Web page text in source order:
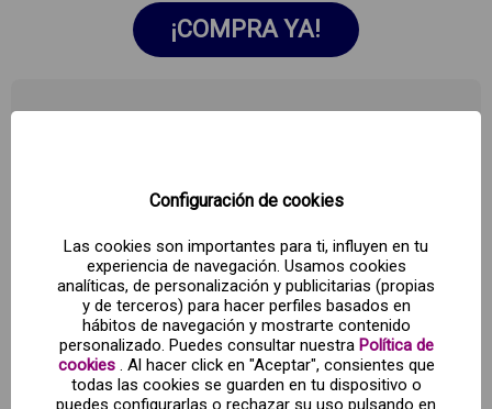
¡COMPRA YA!
podrás disfrutar del mejor rock de esta banda y de
deliciosa. Observa la gran cantidad de recuerdos
del rock and roll y prueba la hamburguesa original
Legendary: un pedacito de América que incluye
una hamburguesa de carne Black Angus, bacon
ahumado, queso cheddar, lechuga, tomate y un
crujiente aro de cebolla. ¡Además viene
acompañada de patatas fritas o ensalada!
Configuración de cookies
Las cookies son importantes para ti, influyen en tu
experiencia de navegación. Usamos cookies
analíticas, de personalización y publicitarias (propias
y de terceros) para hacer perfiles basados en
hábitos de navegación y mostrarte contenido
personalizado. Puedes consultar nuestra Política de
cookies. Al hacer click en "Aceptar", consientes que
todas las cookies se guarden en tu dispositivo o
puedes configurarlas o rechazar su uso pulsando en